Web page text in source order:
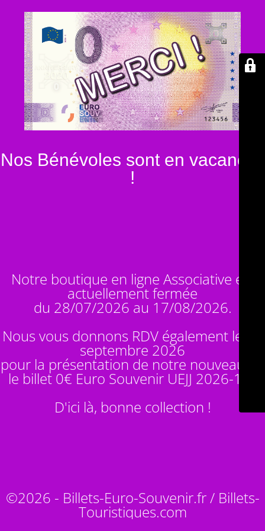
Nos Bénévoles sont en vacances
!
Notre boutique en ligne Associative est
actuellement fermée
du 28/07/2026 au 17/08/2026.
Nous vous donnons RDV également le 14
septembre 2026
pour la présentation de notre nouveauté :
le billet 0€ Euro Souvenir UEJJ 2026-10
D'ici là, bonne collection !
©2026 - Billets-Euro-Souvenir.fr / Billets-
Touristiques.com